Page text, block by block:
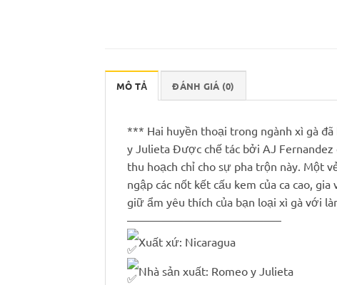
MÔ TẢ ĐÁNH GIÁ (0)
*** Hai huyền thoại trong ngành xì gà
y Julieta Được chế tác bởi AJ Fernandez
thu hoạch chỉ cho sự pha trộn này. Một
ngập các nốt kết cấu kem của ca cao,
giữ ẩm yêu thích của bạn loại xì gà với
—————————————–
Xuất xứ: Nicaragua
Nhà sản xuất: Romeo y Julieta